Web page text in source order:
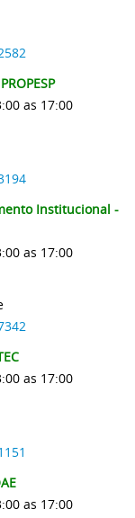
as 17:00
Institucional -
as 17:00
as 17:00
as 17:00